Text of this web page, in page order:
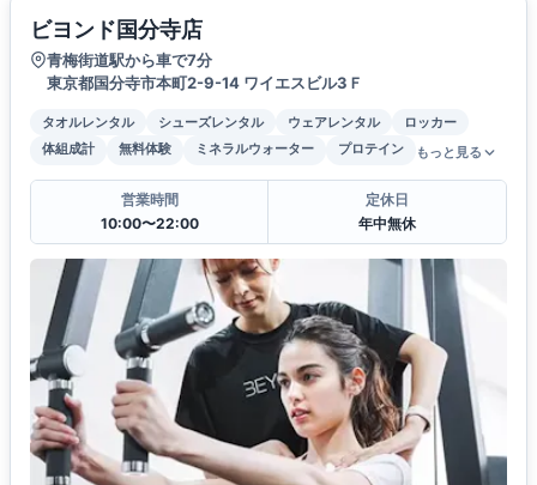
ビヨンド国分寺店
青梅街道駅から車で7分
東京都国分寺市本町2-9-14 ワイエスビル3Ｆ
タオルレンタル シューズレンタル ウェアレンタル
ロッカー
体組成計
無料体験 ミネラルウォーター プロテイン もっと見る
営業時間
10:00〜22:00
定休日
年中無休